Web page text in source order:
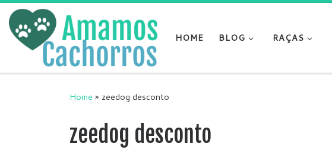
Skip to content
HOME
BLOG RAÇAS
Home » zeedog desconto
zeedog desconto